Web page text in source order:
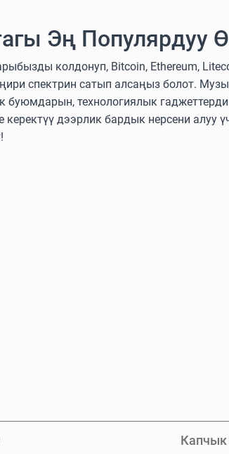
Эң Популярдуу
колдонуп, Bitcoin, Ethereum,
спектрин сатып алсаңыз болот.
технологиялык
дээрлик бардык нерсени алуу